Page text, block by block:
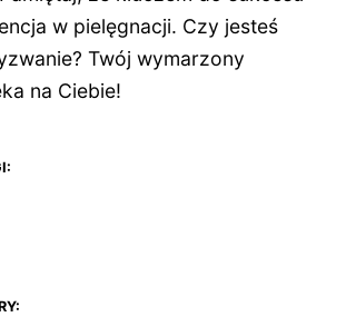
w pielęgnacji. Czy jesteś
Twój wymarzony
na Ciebie!